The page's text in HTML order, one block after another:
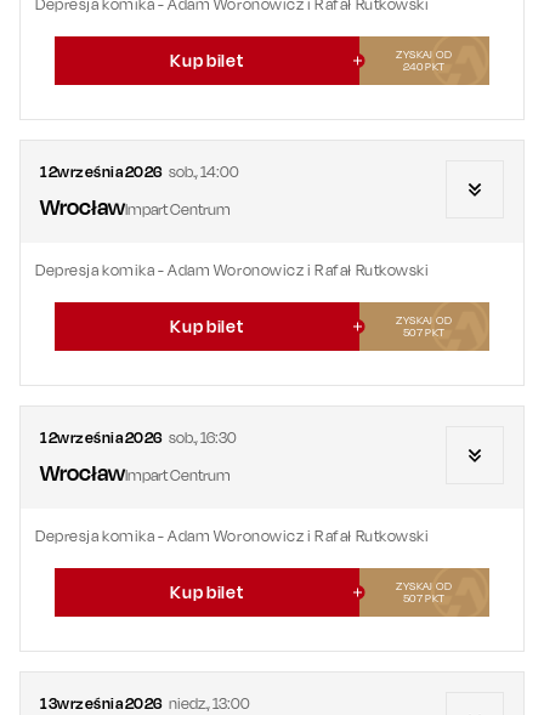
Depresja komika - Adam Woronowicz i Rafał Rutkowski
Kup bilet
ZYSKAJ OD
240PKT
12września2026 sob.,14:00
WrocławImpart Centrum
Depresja komika - Adam Woronowicz i Rafał Rutkowski
Kup bilet
ZYSKAJ OD
507PKT
12września2026 sob.,16:30
WrocławImpart Centrum
Depresja komika - Adam Woronowicz i Rafał Rutkowski
Kup bilet
ZYSKAJ OD
507PKT
13września2026 niedz.,13:00